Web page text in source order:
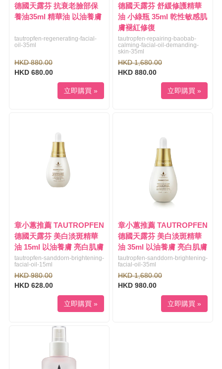
德國天露芬 抗衰老臉部保
養油35ml 精華油 以油養膚
tautropfen-regenerating-facial-
oil-35ml
HKD 880.00
HKD 680.00
立即購買 »
德國天露芬 舒緩修護精華
油 小綠瓶 35ml 乾性敏感肌
膚褪紅修復
tautropfen-repairing-baobab-
calming-facial-oil-demanding-
skin-35ml
HKD 1,680.00
HKD 880.00
立即購買 »
章小蕙推薦 TAUTROPFEN
德國天露芬 美白淡斑精華
油 15ml 以油養膚 亮白肌膚
tautropfen-sanddorn-brightening-
facial-oil-15ml
HKD 980.00
HKD 628.00
立即購買 »
章小蕙推薦 TAUTROPFEN
德國天露芬 美白淡斑精華
油 35ml 以油養膚 亮白肌膚
tautropfen-sanddorn-brightening-
facial-oil-35ml
HKD 1,680.00
HKD 980.00
立即購買 »